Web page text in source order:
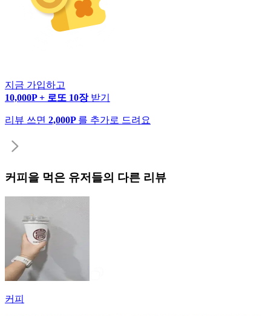
지금 가입하고
10,000P + 로또 10장 받기
리뷰 쓰면 2,000P 를 추가로 드려요
커피 을 먹은 유저들의 다른 리뷰
커피